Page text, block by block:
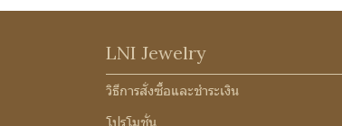
LNI Jewelry
วิธีการสั่งซื้อและชำระเงิน
โปรโมชั่น